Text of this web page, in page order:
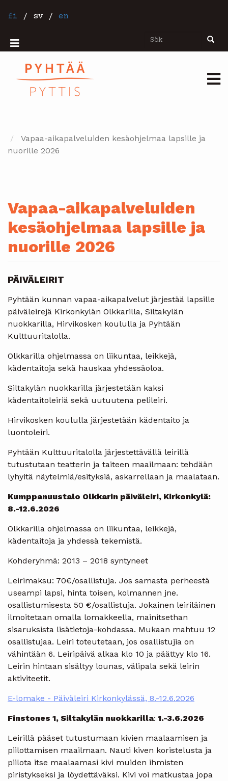
tillfi / sv / en
Sök Sök
Mobiilivalikko
Vapaa-aikapalveluiden kesäohjelmaa lapsille ja
nuorille 2026
Vapaa-aikapalveluiden
kesäohjelmaa lapsille ja
nuorille 2026
PÄIVÄLEIRIT
Pyhtään kunnan vapaa-aikapalvelut järjestää lapsille
päiväleirejä Kirkonkylän Olkkarilla, Siltakylän
nuokkarilla, Hirvikosken koululla ja Pyhtään
Kulttuuritalolla.
Olkkarilla ohjelmassa on liikuntaa, leikkejä,
kädentaitoja sekä hauskaa yhdessäoloa.
Siltakylän nuokkarilla järjestetään kaksi
kädentaitoleiriä sekä uutuutena pelileiri.
Hirvikosken koululla järjestetään kädentaito ja
luontoleiri.
Pyhtään Kulttuuritalolla järjestettävällä leirillä
tutustutaan teatterin ja taiteen maailmaan: tehdään
lyhyitä näytelmiä/esityksiä, askarrellaan ja maalataan.
Kumppanuustalo Olkkarin päiväleiri, Kirkonkylä:
8.-12.6.2026
Olkkarilla ohjelmassa on liikuntaa, leikkejä,
kädentaitoja ja yhdessä tekemistä.
Kohderyhmä: 2013 – 2018 syntyneet
Leirimaksu: 70€/osallistuja. Jos samasta perheestä
useampi lapsi, hinta toisen, kolmannen jne.
osallistumisesta 50 €/osallistuja. Jokainen leiriläinen
ilmoitetaan omalla lomakkeella, mainitsethan
sisaruksista lisätietoja-kohdassa. Mukaan mahtuu 12
osallistujaa. Leiri toteutetaan, jos osallistujia on
vähintään 6. Leiripäivä alkaa klo 10 ja päättyy klo 16.
Leirin hintaan sisältyy lounas, välipala sekä leirin
aktiviteetit.
E-lomake - Päiväleiri Kirkonkylässä, 8.-12.6.2026
Finstones 1, Siltakylän nuokkarilla: 1.-3.6.2026
Leirillä pääset tutustumaan kivien maalaamisen ja
piilottamisen maailmaan. Nauti kiven koristelusta ja
piilota itse maalaamasi kivi muiden ihmisten
piristykseksi ja löydettäväksi. Kivi voi matkustaa jopa